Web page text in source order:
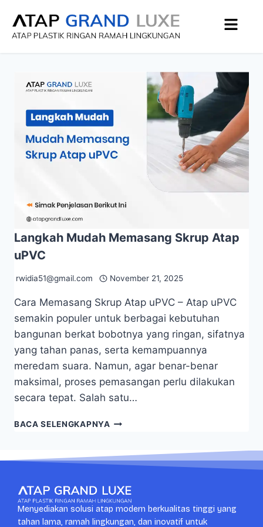
Langkah Mudah Memasang Skrup Atap
uPVC
rwidia51@gmail.com November 21, 2025
Cara Memasang Skrup Atap uPVC – Atap uPVC
semakin populer untuk berbagai kebutuhan
bangunan berkat bobotnya yang ringan, sifatnya
yang tahan panas, serta kemampuannya
meredam suara. Namun, agar benar-benar
maksimal, proses pemasangan perlu dilakukan
secara tepat. Salah satu…
BACA SELENGKAPNYA
Menyediakan solusi atap modern berkualitas tinggi yang
tahan lama, ramah lingkungan, dan inovatif untuk